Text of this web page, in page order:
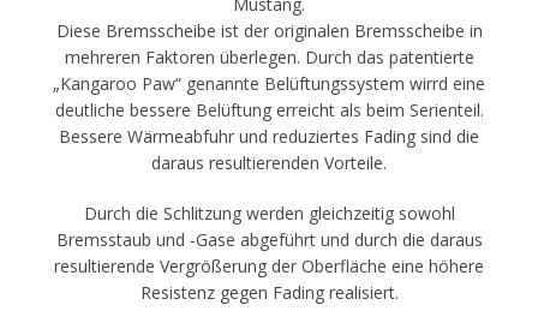
Diese Bremsscheibe ist der originalen Bremsscheibe in
mehreren Faktoren überlegen. Durch das patentierte
„Kangaroo Paw“ genannte Belüftungssystem wirrd eine
deutliche bessere Belüftung erreicht als beim Serienteil.
Bessere Wärmeabfuhr und reduziertes Fading sind die
daraus resultierenden Vorteile.
Durch die Schlitzung werden gleichzeitig sowohl
Bremsstaub und -Gase abgeführt und durch die daraus
resultierende Vergrößerung der Oberfläche eine höhere
Resistenz gegen Fading realisiert.